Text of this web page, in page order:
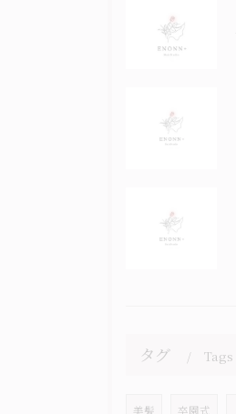
タグ Tags
美髪 卒園式